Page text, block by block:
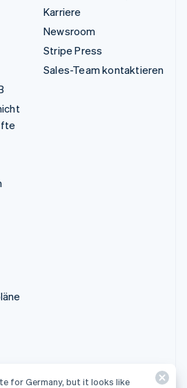
Karriere
Newsroom
Stripe Press
Sales-Team kontaktieren
for Germany, but it looks like